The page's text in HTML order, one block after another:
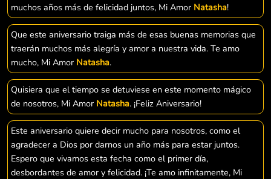
muchos años más de felicidad juntos, Mi Amor Natasha!
Que este aniversario traiga más de esas buenas memorias que
traerán muchos más alegría y amor a nuestra vida. Te amo
mucho, Mi Amor Natasha.
Quisiera que el tiempo se detuviese en este momento mágico
de nosotros, Mi Amor Natasha. ¡Feliz Aniversario!
Este aniversario quiere decir mucho para nosotros, como el
agradecer a Dios por darnos un año más para estar juntos.
Espero que vivamos esta fecha como el primer día,
desbordantes de amor y felicidad. ¡Te amo infinitamente, Mi